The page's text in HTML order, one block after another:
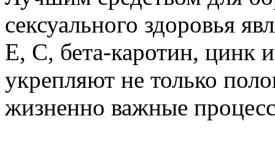
сексуального здоровья
Е, С, бета-каротин, цинк
укрепляют не только
жизненно важные